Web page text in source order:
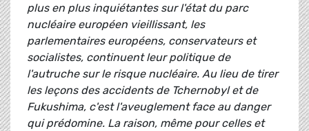
plus en plus inquiétantes sur l'état du parc
nucléaire européen vieillissant, les
parlementaires européens, conservateurs et
socialistes, continuent leur politique de
l'autruche sur le risque nucléaire. Au lieu de tirer
les leçons des accidents de Tchernobyl et de
Fukushima, c'est l'aveuglement face au danger
qui prédomine. La raison, même pour celles et